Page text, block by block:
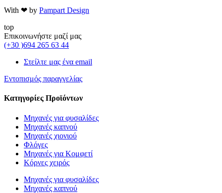
With ❤ by Pampart Design
top
Επικοινωνήστε μαζί μας
(+30 )694 265 63 44
Στείλτε μας ένα email
Εντοπισμός παραγγελίας
Κατηγορίες Προϊόντων
Μηχανές για φυσαλίδες
Μηχανές καπνού
Μηχανές χιονιού
Φλόγες
Μηχανές για Κομφετί
Κόρνες χειρός
Μηχανές για φυσαλίδες
Μηχανές καπνού